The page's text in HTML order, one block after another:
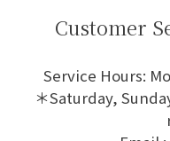
Customer
Service Hours:
＊Saturday,